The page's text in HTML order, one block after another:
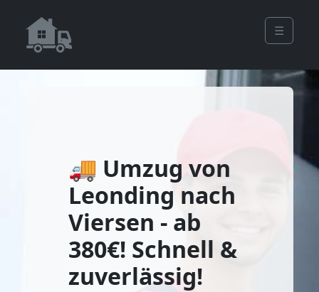
☰
🚚 Umzug von
Leonding nach
Viersen - ab
380€! Schnell &
zuverlässig!